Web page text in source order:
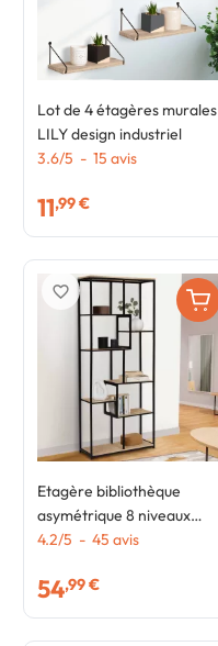
Lot de 4 étagères murales
LILY design industriel
3.6/5 - 15 avis
11,99 €
Etagère bibliothèque
asymétrique 8 niveaux
DETROIT design industriel
4.2/5 - 45 avis
54,99 €
favorite_border